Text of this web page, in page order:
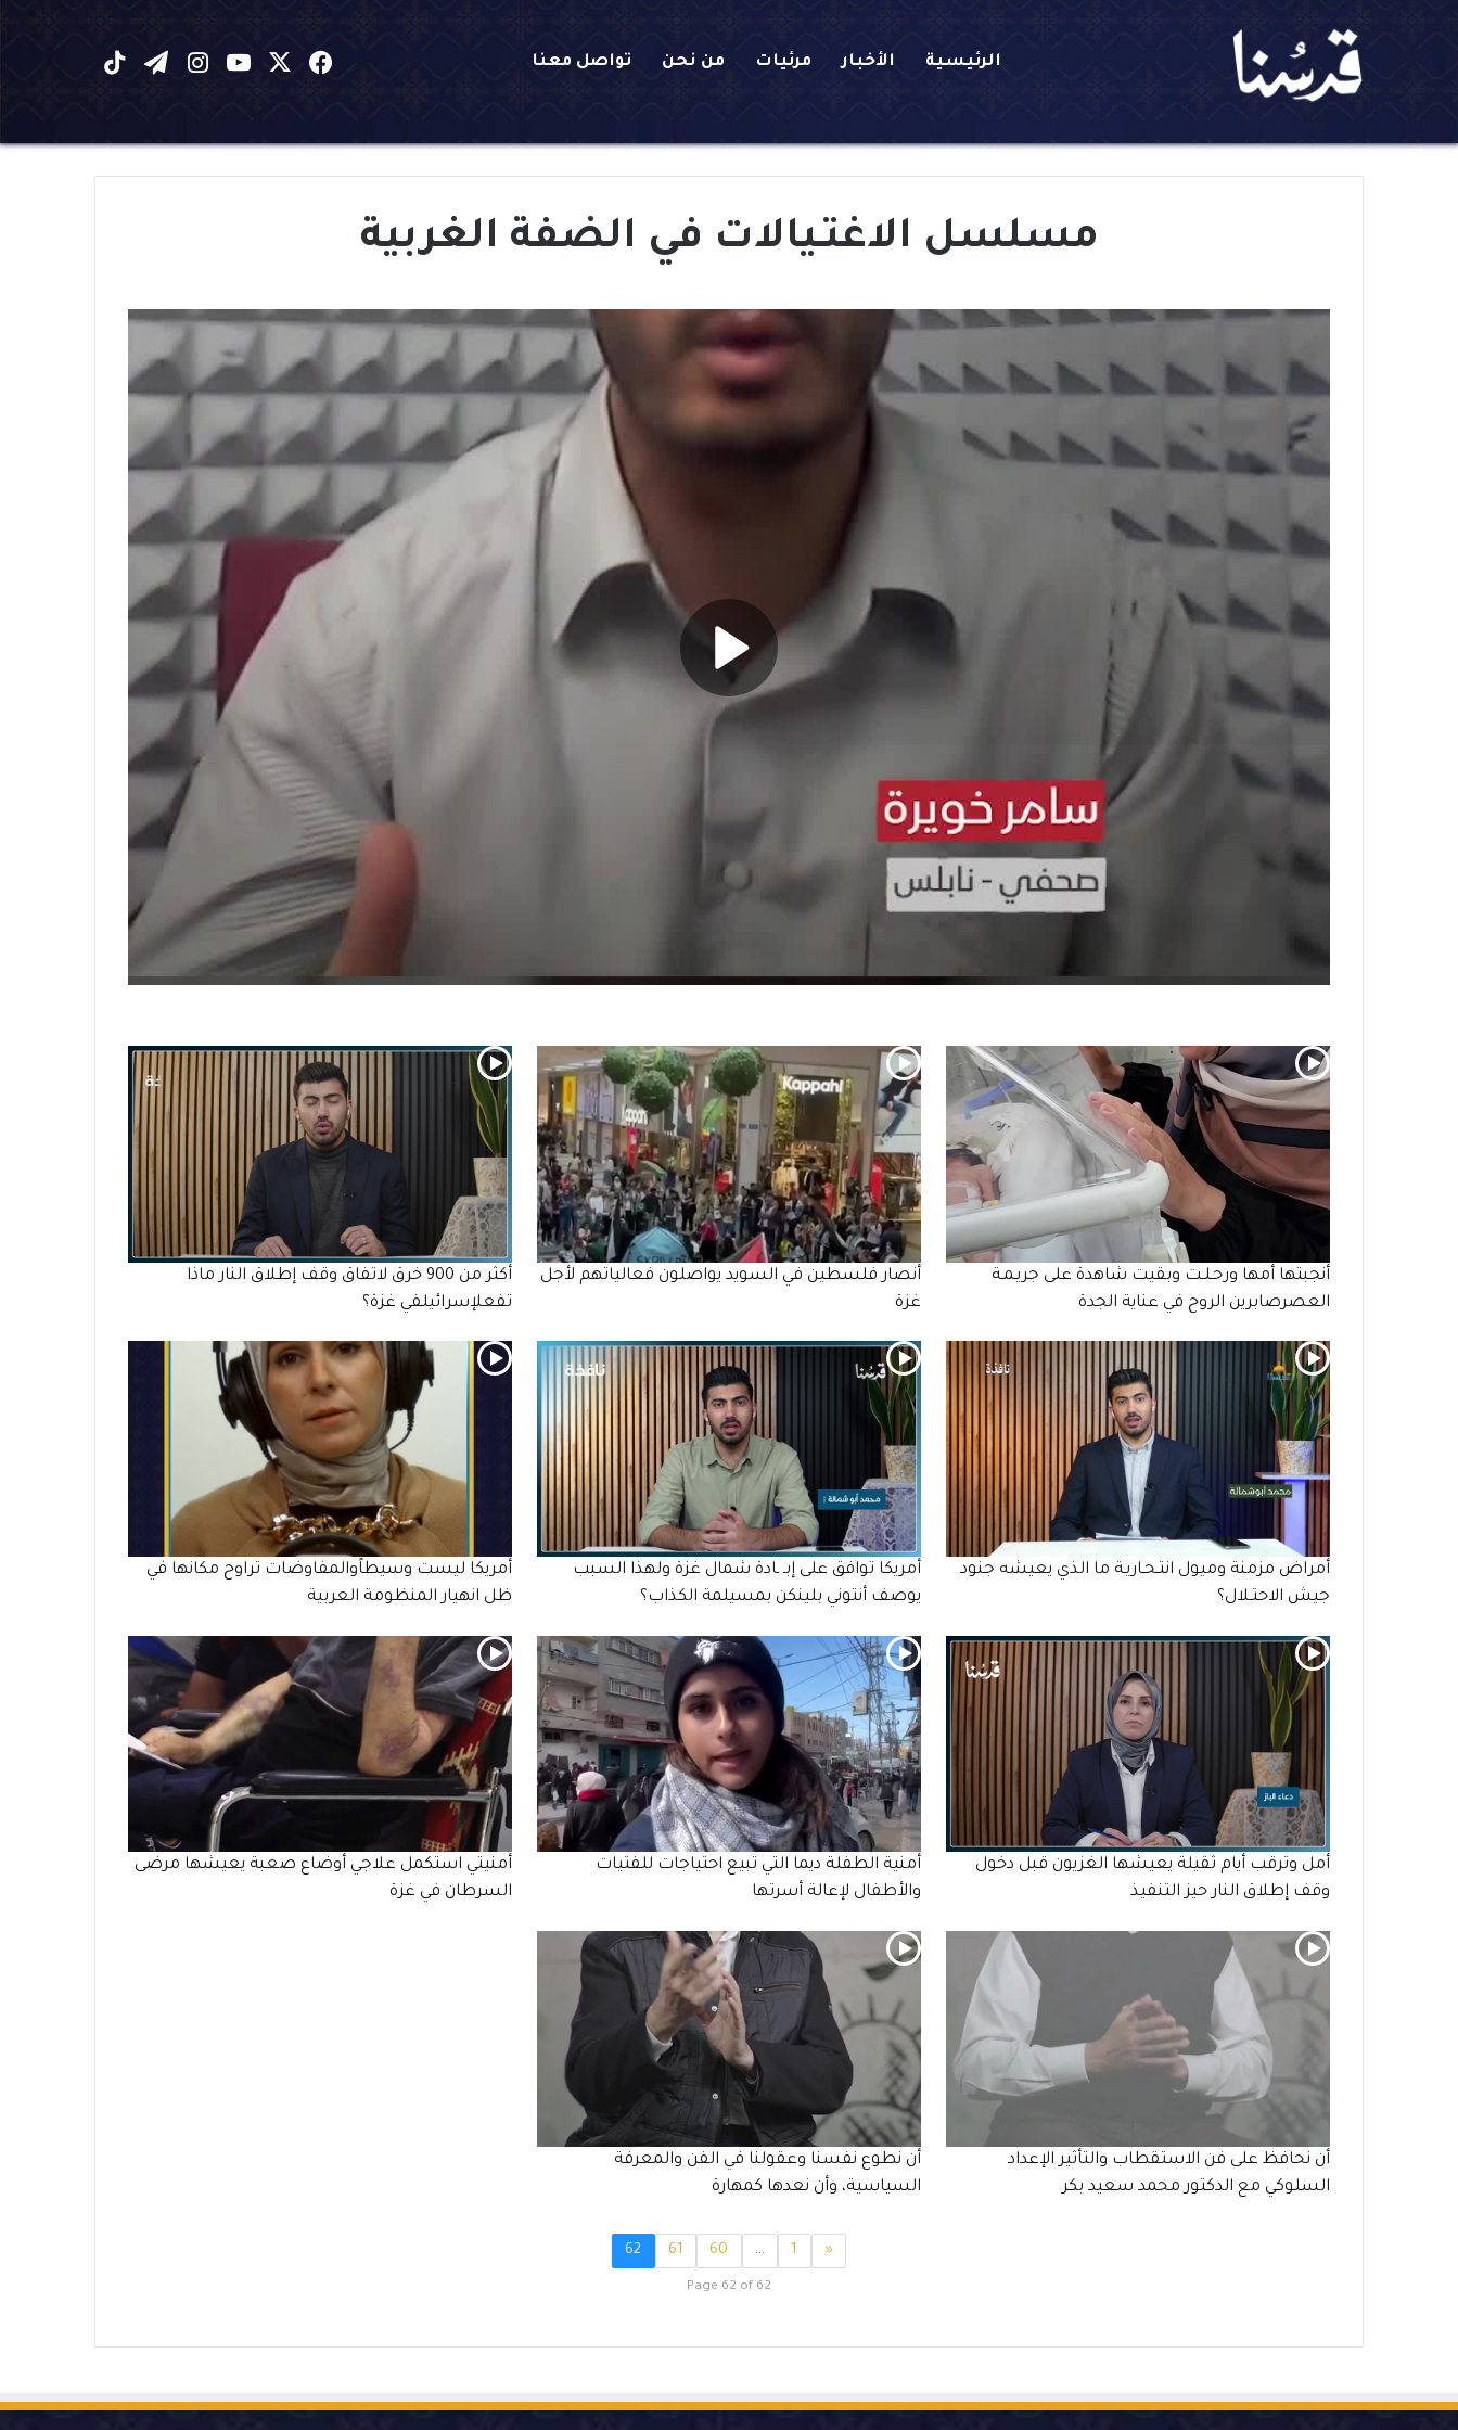
الرئيسية الأخبار مرئيات من نحن تواصل معنا فيسبوك يوتيوبانستقرام
تيلقرام
مسلسل الاغتـيالات في الضفة الغربية
أنجبتها أمها ورحـلـت وبقيت شاهدة على جريـمـة
العصرصابرين الروح في عناية الجدة
أنصار فلسطين في السويد يواصلون فعالياتهم لأجل
غزة
أكثر من 900 خرق لاتفاق وقف إطلاق النار ماذا
تفعلإسرائيلفي غزة؟
أمراض مزمنة وميول انتـحـاريـة ما الذي يعيشه جنود
جيش الاحتـلال؟
أمريكا توافق على إبـ ـادة شمال غزة ولهذا السبب
يوصف أنتوني بلينكن بمسيلمة الكذاب؟
أمريكا ليست وسيطاًوالمفاوضات تراوح مكانها في
ظل انهيار المنظومة العربية
أمل وترقب أيام ثقيلة يعيشها الغزيون قبل دخول
وقف إطلاق النار حيز التنفيذ
أمنية الطفلة ديما التي تبيع احتياجات للفتيات
والأطفال لإعالة أسرتها
أمنيتي استكمل علاجي أوضاع صعبة يعيشها مرضى
السرطان في غزة
أن نحافظ على فن الاستقطاب والتأثير الإعداد
السلوكي مع الدكتور محمد سعيد بكر
أن نطوع نفسنا وعقولنا في الفن والمعرفة
السياسية، وأن نعدها كمهارة
«
1
…
60
61
62
Page 62 of 62